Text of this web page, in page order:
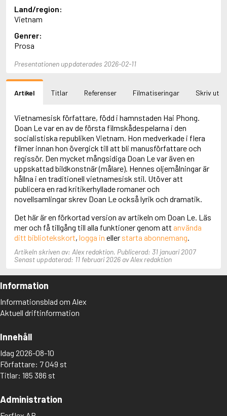
Abbott, John
Abbott, Megan
Abdel-Fattah, Randa
Abdolah, Kader
Abé, Kobo
Abele, Inga
Aboulela, Leila
Abrahams, Peter (f. 1947)
Abrahamson, Emmy
Abse, Dannie
Abu-Jaber, Diana
Abulhawa, Susan
Aburas, Lone
Achebe, Chinua
Achmatova, Anna
Aciman, André
Acker, Kathy
Ackroyd, Peter
Adam de la Halle
Adamov, Arthur
Adams, Douglas
Adams, Richard
Adbåge, Emma
Adbåge, Lisen
Adiga, Aravind
Adler-Olsen, Jussi
Adlerbeth, Gudmund Jöran
Adnan, Etel
Adolfsson, Eva
Adolfsson, Gunnar
Adolfsson, Josefine
Land/region:
Vietnam
Genrer:
Prosa
Presentationen uppdaterades 2026-02-11
Artikel Titlar Referenser Filmatiseringar Skriv ut
Vietnamesisk författare, född i hamnstaden Hai Phong.
Doan Le var en av de första filmskådespelarna i den
socialistiska republiken Vietnam. Hon medverkade i flera
filmer innan hon övergick till att bli manusförfattare och
regissör. Den mycket mångsidiga Doan Le var även en
uppskattad bildkonstnär (målare). Hennes oljemålningar är
hållna i en traditionell vietnamesisk stil. Utöver att
publicera en rad kritikerhyllade romaner och
novellsamlingar skrev Doan Le också lyrik och dramatik.
Det här är en förkortad version av artikeln om Doan Le. Läs
mer och få tillgång till alla funktioner genom att använda
ditt bibliotekskort, logga in eller starta abonnemang.
Artikeln skriven av: Alex redaktion. Publicerad: 31 januari 2007
Senast uppdaterad: 11 februari 2026 av Alex redaktion
Information
Informationsblad om Alex
Aktuell driftinformation
Innehåll
Idag 2026-08-10
Författare: 7 049 st
Titlar: 185 386 st
Administration